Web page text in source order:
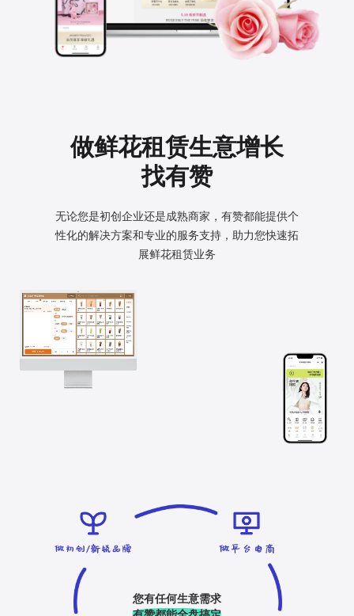
做鲜花租赁生意增长
找有赞
无论您是初创企业还是成熟商家，有赞都能提供个
性化的解决方案和专业的服务支持，助力您快速拓
展鲜花租赁业务
您有任何生意需求